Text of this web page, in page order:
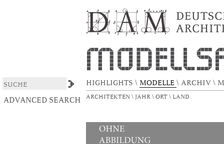
Landeszentralbank Rheinland-Pfalz
HIGHLIGHTS \ MODELLE \ ARCHIV \
ARCHITEKTEN \ JAHR \ ORT \ LAND
ADVANCED SEARCH